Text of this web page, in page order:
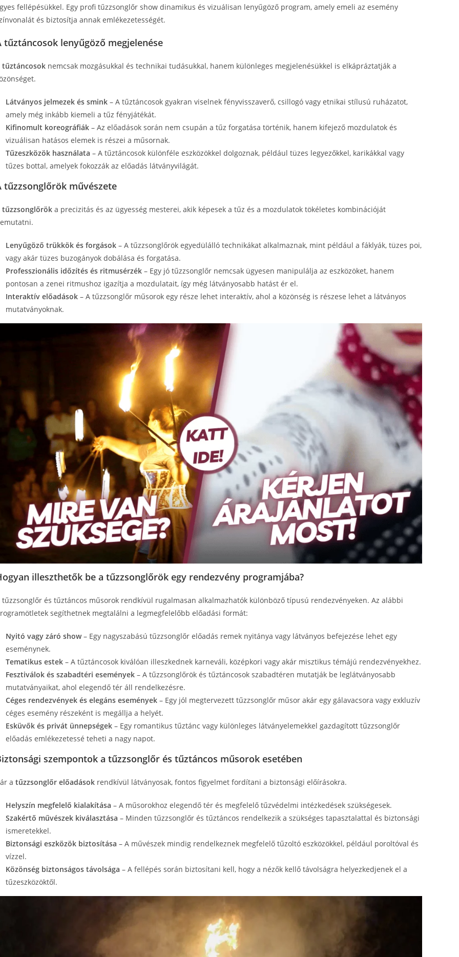
fellépésükkel. Egy profi tűzzsonglőr show dinamikus és vizuálisan lenyűgöző program, amely emeli az esemény
és biztosítja annak emlékezetességét.
tűztáncosok lenyűgöző megjelenése
tűztáncosok nemcsak mozgásukkal és technikai tudásukkal, hanem különleges megjelenésükkel is elkápráztatják a
Látványos jelmezek és smink – A tűztáncosok gyakran viselnek fényvisszaverő, csillogó vagy etnikai stílusú ruházatot,
amely még inkább kiemeli a tűz fényjátékát.
Kifinomult koreográfiák – Az előadások során nem csupán a tűz forgatása történik, hanem kifejező mozdulatok és
vizuálisan hatásos elemek is részei a műsornak.
Tűzeszközök használata – A tűztáncosok különféle eszközökkel dolgoznak, például tüzes legyezőkkel, karikákkal vagy
tűzes bottal, amelyek fokozzák az előadás látványvilágát.
tűzzsonglőrök művészete
tűzzsonglőrök a precizitás és az ügyesség mesterei, akik képesek a tűz és a mozdulatok tökéletes kombinációját
Lenyűgöző trükkök és forgások – A tűzzsonglőrök egyedülálló technikákat alkalmaznak, mint például a fáklyák, tüzes poi,
vagy akár tüzes buzogányok dobálása és forgatása.
Professzionális időzítés és ritmusérzék – Egy jó tűzzsonglőr nemcsak ügyesen manipulálja az eszközöket, hanem
pontosan a zenei ritmushoz igazítja a mozdulatait, így még látványosabb hatást ér el.
Interaktív előadások – A tűzzsonglőr műsorok egy része lehet interaktív, ahol a közönség is részese lehet a látványos
mutatványoknak.
illeszthetők be a tűzzsonglőrök egy rendezvény programjába?
tűzzsonglőr és tűztáncos műsorok rendkívül rugalmasan alkalmazhatók különböző típusú rendezvényeken. Az alábbi
segíthetnek megtalálni a legmegfelelőbb előadási formát:
Nyitó vagy záró show– Egy nagyszabású tűzzsonglőr előadás remek nyitánya vagy látványos befejezése lehet egy
eseménynek.
Tematikus estek – A tűztáncosok kiválóan illeszkednek karneváli, középkori vagy akár misztikus témájú rendezvényekhez.
Fesztiválok és szabadtéri események – A tűzzsonglőrök és tűztáncosok szabadtéren mutatják be leglátványosabb
mutatványaikat, ahol elegendő tér áll rendelkezésre.
Céges rendezvények és elegáns események – Egy jól megtervezett tűzzsonglőr műsor akár egy gálavacsora vagy exkluzív
céges esemény részeként is megállja a helyét.
Esküvők és privát ünnepségek – Egy romantikus tűztánc vagy különleges látványelemekkel gazdagított tűzzsonglőr
előadás emlékezetessé teheti a nagy napot.
szempontok a tűzzsonglőr és tűztáncos műsorok esetében
a tűzzsonglőr előadások rendkívül látványosak, fontos figyelmet fordítani a biztonsági előírásokra.
Helyszín megfelelő kialakítása – A műsorokhoz elegendő tér és megfelelő tűzvédelmi intézkedések szükségesek.
Szakértő művészek kiválasztása – Minden tűzzsonglőr és tűztáncos rendelkezik a szükséges tapasztalattal és biztonsági
ismeretekkel.
Biztonsági eszközök biztosítása – A művészek mindig rendelkeznek megfelelő tűzoltó eszközökkel, például poroltóval és
vízzel.
Közönség biztonságos távolsága – A fellépés során biztosítani kell, hogy a nézők kellő távolságra helyezkedjenek el a
tűzeszközöktől.